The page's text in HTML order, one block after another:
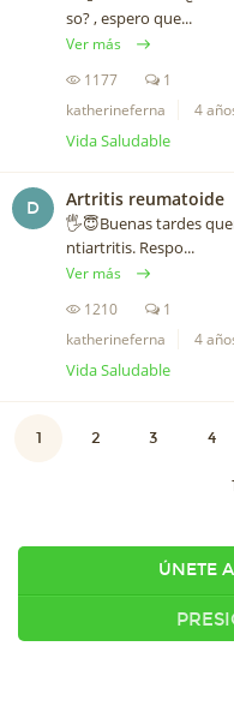
so? , espero que...
Ver más
1177
1
katherineferna
4
Vida Saludable
D Artritis reumatoide
🖐😇Buenas tardes
ntiartritis. Respo...
Ver más
1210
1
katherineferna
4
Vida Saludable
1 2 3 4
ÚNETE